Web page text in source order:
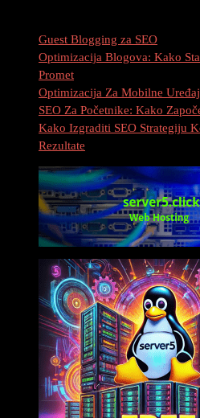
Guest Blogging za SEO
Optimizacija Blogova: Kako
Promet
Optimizacija Za Mobilne
SEO Za Početnike: Kako
Kako Izgraditi SEO Strategiju
Rezultate